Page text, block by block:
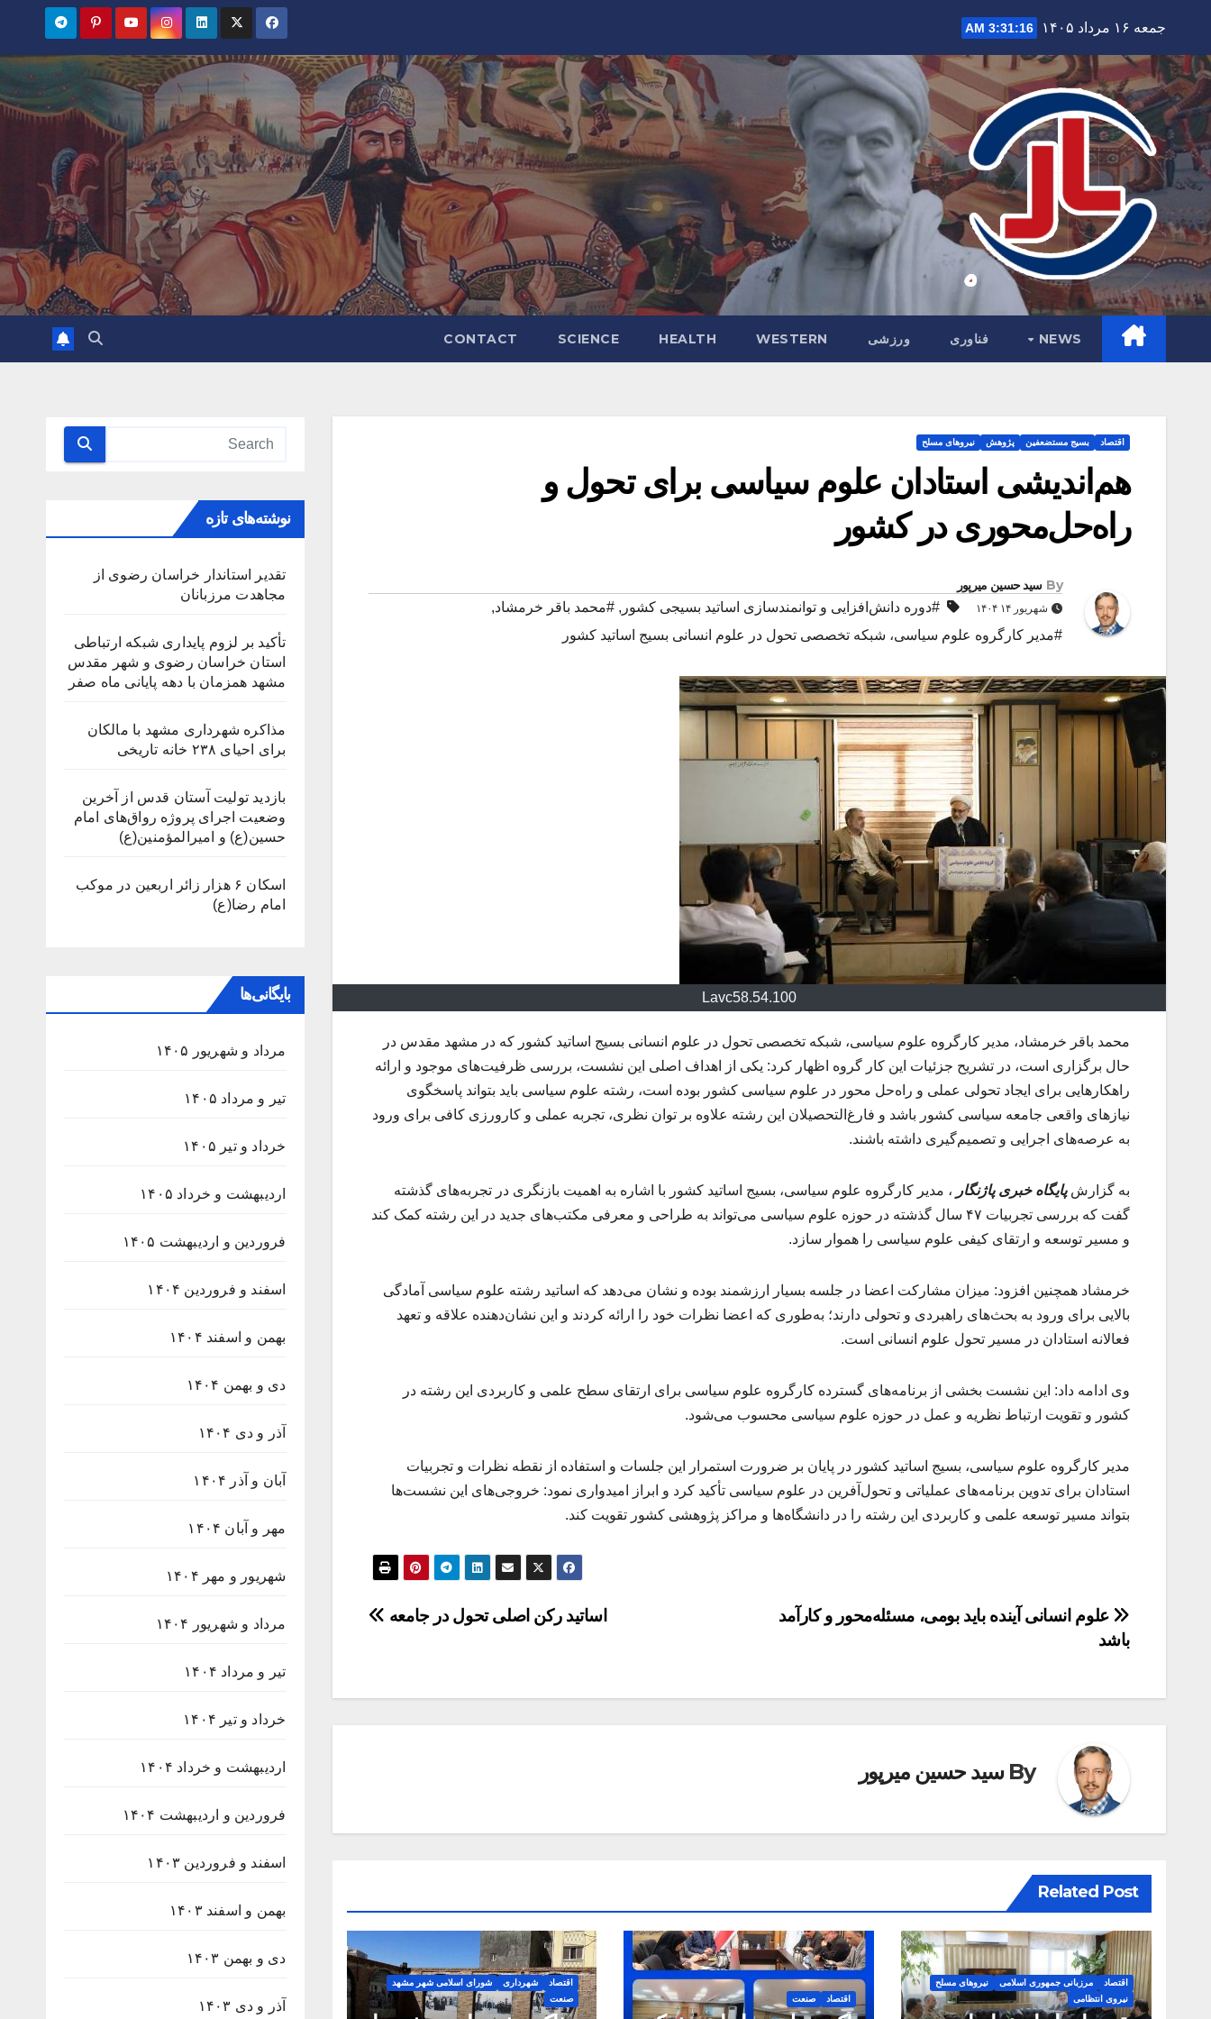
content
جمعه ۱۶ مرداد ۱۴۰۵ 3:31:17 AM
NEWS فناوری ورزشی WESTERN
HEALTH
SCIENCE
CONTACT
اقتصاد بسیج مستضعفین پژوهش نیروهای مسلح
هم‌اندیشی استادان علوم سیاسی برای تحول و
راه‌حل‌محوری در کشور
By سید حسین میرپور
شهریور ۱۴ ۱۴۰۴ #دوره دانش‌افزایی و توانمندسازی اساتید بسیجی کشور , #محمد باقر خرمشاد,
#مدیر کارگروه علوم سیاسی، شبکه تخصصی تحول در علوم انسانی بسیج اساتید کشور
Lavc58.54.100
محمد باقر خرمشاد، مدیر کارگروه علوم سیاسی، شبکه تخصصی تحول در علوم انسانی بسیج اساتید کشور که در مشهد مقدس در
حال برگزاری است، در تشریح جزئیات این کار گروه اظهار کرد: یکی از اهداف اصلی این نشست، بررسی ظرفیت‌های موجود و ارائه
راهکارهایی برای ایجاد تحولی عملی و راه‌حل محور در علوم سیاسی کشور بوده است، رشته علوم سیاسی باید بتواند پاسخگوی
نیازهای واقعی جامعه سیاسی کشور باشد و فارغ‌التحصیلان این رشته علاوه بر توان نظری، تجربه عملی و کارورزی کافی برای ورود
به عرصه‌های اجرایی و تصمیم‌گیری داشته باشند.
به گزارشپایگاه خبری پاژنگار ، مدیر کارگروه علوم سیاسی، بسیج اساتید کشور با اشاره به اهمیت بازنگری در تجربه‌های گذشته
گفت که بررسی تجربیات ۴۷ سال گذشته در حوزه علوم سیاسی می‌تواند به طراحی و معرفی مکتب‌های جدید در این رشته کمک کند
و مسیر توسعه و ارتقای کیفی علوم سیاسی را هموار سازد.
خرمشاد همچنین افزود: میزان مشارکت اعضا در جلسه بسیار ارزشمند بوده و نشان می‌دهد که اساتید رشته علوم سیاسی آمادگی
بالایی برای ورود به بحث‌های راهبردی و تحولی دارند؛ به‌طوری که اعضا نظرات خود را ارائه کردند و این نشان‌دهنده علاقه و تعهد
فعالانه استادان در مسیر تحول علوم انسانی است.
وی ادامه داد: این نشست بخشی از برنامه‌های گسترده کارگروه علوم سیاسی برای ارتقای سطح علمی و کاربردی این رشته در
کشور و تقویت ارتباط نظریه و عمل در حوزه علوم سیاسی محسوب می‌شود.
مدیر کارگروه علوم سیاسی، بسیج اساتید کشور در پایان بر ضرورت استمرار این جلسات و استفاده از نقطه‌ نظرات و تجربیات
استادان برای تدوین برنامه‌های عملیاتی و تحول‌آفرین در علوم سیاسی تأکید کرد و ابراز امیدواری نمود: خروجی‌های این نشست‌ها
بتواند مسیر توسعه علمی و کاربردی این رشته را در دانشگاه‌ها و مراکز پژوهشی کشور تقویت کند.
راهبری
نوشته
اساتید رکن اصلی تحول در جامعه
علوم انسانی آینده باید بومی، مسئله‌محور و کارآمد
باشد
By سید حسین میرپور
Related Post
اقتصاد مرزبانی جمهوری اسلامی
نیروهای مسلح
نیروی انتظامی
اقتصاد صنعت
اقتصاد شهرداری
شورای اسلامی شهر مشهد
صنعت
نوشته‌های تازه
تقدیر استاندار خراسان رضوی از
مجاهدت مرزبانان
تأکید بر لزوم پایداری شبکه ارتباطی
استان خراسان رضوی و شهر مقدس
مشهد همزمان با دهه پایانی ماه صفر
مذاکره شهرداری مشهد با مالکان
برای احیای ۲۳۸ خانه تاریخی
بازدید تولیت آستان قدس از آخرین
وضعیت اجرای پروژه رواق‌های امام
حسین(ع) و امیرالمؤمنین(ع)
اسکان ۶ هزار زائر اربعین در موکب
امام رضا(ع)
بایگانی‌ها
مرداد و شهریور ۱۴۰۵
تیر و مرداد ۱۴۰۵
خرداد و تیر ۱۴۰۵
اردیبهشت و خرداد ۱۴۰۵
فروردین و اردیبهشت ۱۴۰۵
اسفند و فروردین ۱۴۰۴
بهمن و اسفند ۱۴۰۴
دی و بهمن ۱۴۰۴
آذر و دی ۱۴۰۴
آبان و آذر ۱۴۰۴
مهر و آبان ۱۴۰۴
شهریور و مهر ۱۴۰۴
مرداد و شهریور ۱۴۰۴
تیر و مرداد ۱۴۰۴
خرداد و تیر ۱۴۰۴
اردیبهشت و خرداد ۱۴۰۴
فروردین و اردیبهشت ۱۴۰۴
اسفند و فروردین ۱۴۰۳
بهمن و اسفند ۱۴۰۳
دی و بهمن ۱۴۰۳
آذر و دی ۱۴۰۳